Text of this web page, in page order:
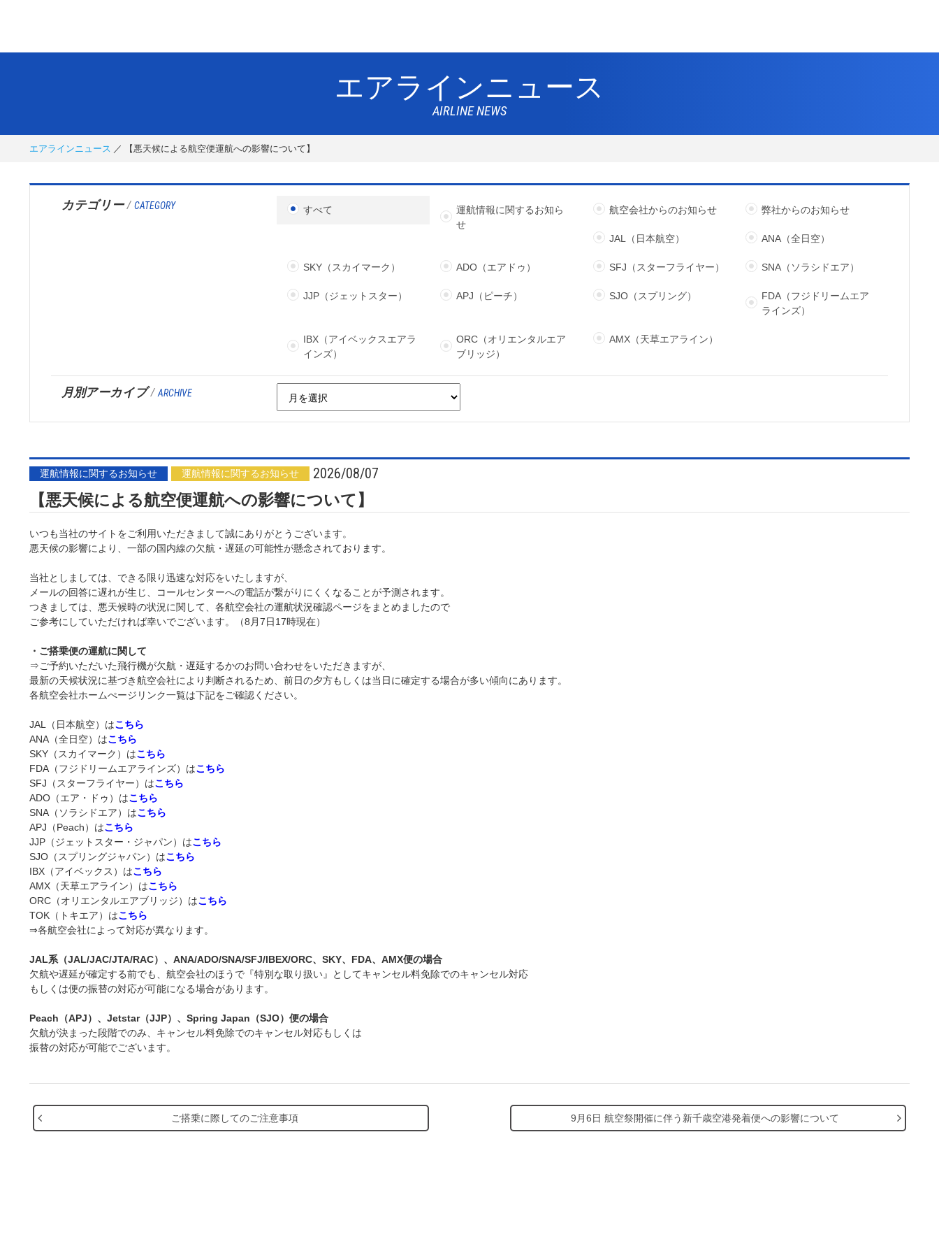
エアラインニュース
AIRLINE NEWS
エアラインニュース 【悪天候による航空便運航への影響について】
カテゴリー/ CATEGORY すべて
運航情報に関するお知ら
せ
航空会社からのお知らせ 弊社からのお知らせ
JAL（日本航空） ANA（全日空）
SKY（スカイマーク） ADO（エアドゥ） SFJ（スターフライヤー） SNA（ソラシドエア）
JJP（ジェットスター） APJ（ピーチ） SJO（スプリング）
FDA（フジドリームエア
ラインズ）
IBX（アイベックスエアラ
インズ）
ORC（オリエンタルエア
ブリッジ）
AMX（天草エアライン）
月別アーカイブ/ ARCHIVE
運航情報に関するお知らせ 運航情報に関するお知らせ 2026/08/07
【悪天候による航空便運航への影響について】
いつも当社のサイトをご利用いただきまして誠にありがとうございます。
悪天候の影響により、一部の国内線の欠航・遅延の可能性が懸念されております。
当社としましては、できる限り迅速な対応をいたしますが、
メールの回答に遅れが生じ、コールセンターへの電話が繋がりにくくなることが予測されます。
つきましては、悪天候時の状況に関して、各航空会社の運航状況確認ページをまとめましたので
ご参考にしていただければ幸いでございます。（8月7日17時現在）
・ご搭乗便の運航に関して
⇒ご予約いただいた飛行機が欠航・遅延するかのお問い合わせをいただきますが、
最新の天候状況に基づき航空会社により判断されるため、前日の夕方もしくは当日に確定する場合が多い傾向にあります。
各航空会社ホームぺージリンク一覧は下記をご確認ください。
JAL（日本航空）はこちら
ANA（全日空）はこちら
SKY（スカイマーク）はこちら
FDA（フジドリームエアラインズ）はこちら
SFJ（スターフライヤー）はこちら
ADO（エア・ドゥ）はこちら
SNA（ソラシドエア）はこちら
APJ（Peach）はこちら
JJP（ジェットスター・ジャパン）はこちら
SJO（スプリングジャパン）はこちら
IBX（アイベックス）はこちら
AMX（天草エアライン）はこちら
ORC（オリエンタルエアブリッジ）はこちら
TOK（トキエア）はこちら
⇒各航空会社によって対応が異なります。
JAL系（JAL/JAC/JTA/RAC）、ANA/ADO/SNA/SFJ/IBEX/ORC、SKY、FDA、AMX便の場合
欠航や遅延が確定する前でも、航空会社のほうで『特別な取り扱い』としてキャンセル料免除でのキャンセル対応
もしくは便の振替の対応が可能になる場合があります。
Peach（APJ）、Jetstar（JJP）、Spring Japan（SJO）便の場合
欠航が決まった段階でのみ、キャンセル料免除でのキャンセル対応もしくは
振替の対応が可能でございます。
ご搭乗に際してのご注意事項 9月6日 航空祭開催に伴う新千歳空港発着便への影響について